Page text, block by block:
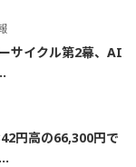
サイクル第2幕、AI
円高の66,300円で